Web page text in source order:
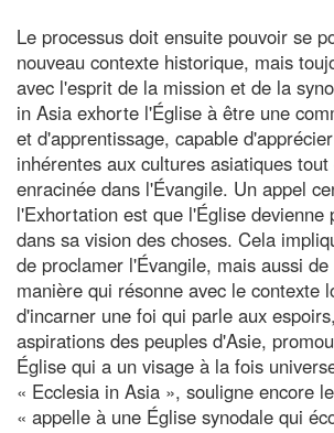
Le processus doit ensuite pouvoir se
nouveau contexte historique, mais
avec l'esprit de la mission et de la
in Asia exhorte l'Église à être une
et d'apprentissage, capable
inhérentes aux cultures asiatiques
enracinée dans l'Évangile. Un appel
l'Exhortation est que l'Église devienne
dans sa vision des choses. Cela
de proclamer l'Évangile, mais aussi
manière qui résonne avec le contexte
d'incarner une foi qui parle aux
aspirations des peuples d'Asie,
Église qui a un visage à la fois
« Ecclesia in Asia », souligne encore
« appelle à une Église synodale qui